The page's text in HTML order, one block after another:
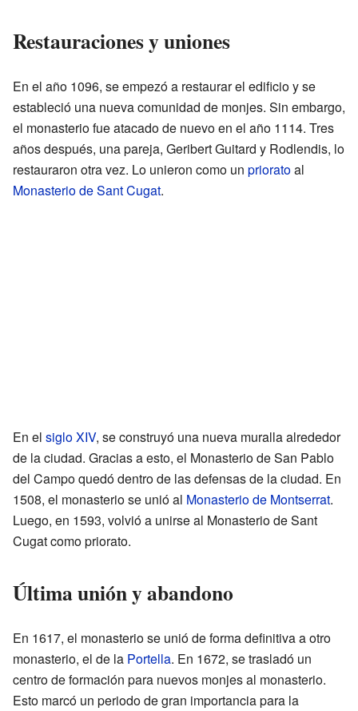
Restauraciones y uniones
En el año 1096, se empezó a restaurar el edificio y se
estableció una nueva comunidad de monjes. Sin embargo,
el monasterio fue atacado de nuevo en el año 1114. Tres
años después, una pareja, Geribert Guitard y Rodlendis, lo
restauraron otra vez. Lo unieron como un prioratoal
Monasterio de Sant Cugat.
En el siglo XIV, se construyó una nueva muralla alrededor
de la ciudad. Gracias a esto, el Monasterio de San Pablo
del Campo quedó dentro de las defensas de la ciudad. En
1508, el monasterio se unió al Monasterio de Montserrat.
Luego, en 1593, volvió a unirse al Monasterio de Sant
Cugat como priorato.
Última unión y abandono
En 1617, el monasterio se unió de forma definitiva a otro
monasterio, el de la Portella. En 1672, se trasladó un
centro de formación para nuevos monjes al monasterio.
Esto marcó un periodo de gran importancia para la